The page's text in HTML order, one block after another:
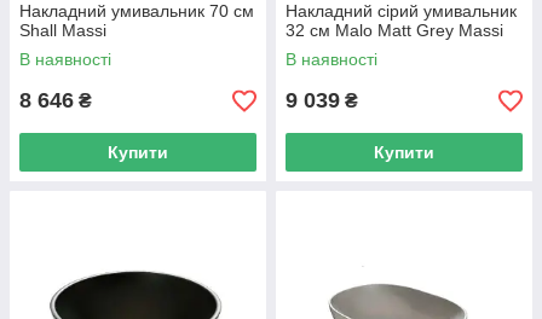
Накладний умивальник 70 см
Shall Massi
В наявності
8 646 ₴
Купити
Накладний сірий умивальник
32 см Malo Matt Grey Massi
В наявності
9 039 ₴
Купити